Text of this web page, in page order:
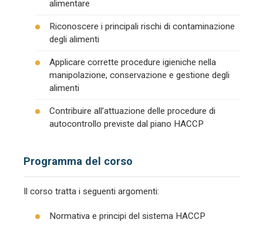
alimentare
Riconoscere i principali rischi di contaminazione
degli alimenti
Applicare corrette procedure igieniche nella
manipolazione, conservazione e gestione degli
alimenti
Contribuire all’attuazione delle procedure di
autocontrollo previste dal piano HACCP
Programma del corso
Il corso tratta i seguenti argomenti:
Normativa e principi del sistema HACCP